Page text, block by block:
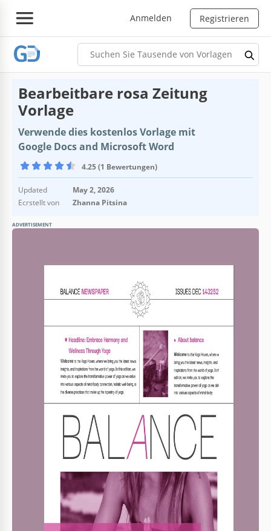
Anmelden Registrieren
Bearbeitbare rosa Zeitung
Vorlage
Verwende dies kostenlos Vorlage mit
Google Docs and Microsoft Word
4.25 (1 Bewertungen)
Updated
May 2, 2026
Ecrstellt von
Zhanna Pitsina
ADVERTISEMENT